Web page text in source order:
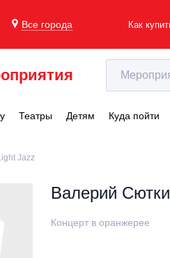
Все города Как
Театры Детям Куда пойти
Jazz
Валерий
Концерт в оранжерее